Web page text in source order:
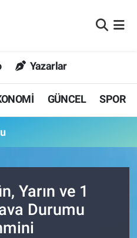
Yazarlar
GÜNCEL SPOR
Yarın ve 1
Durumu
Haritası
ve Fikstür